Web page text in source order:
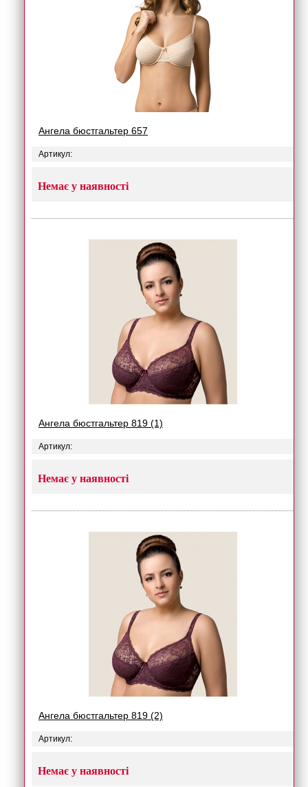
Ангела бюстгальтер 657
Артикул:
Немає у наявності
Ангела бюстгальтер 819 (1)
Артикул:
Немає у наявності
Ангела бюстгальтер 819 (2)
Артикул:
Немає у наявності